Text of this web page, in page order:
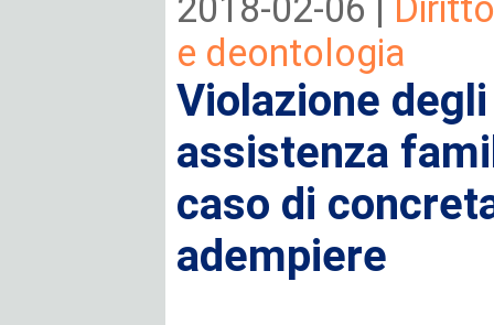
2018-02-06 |
e deontologia
Violazione
assistenza
caso di
adempiere